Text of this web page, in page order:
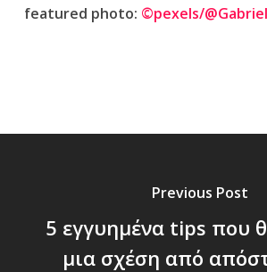
featured photo: ©pexels/
Previous Post
5 εγγυημένα tips που
μια σχέση από